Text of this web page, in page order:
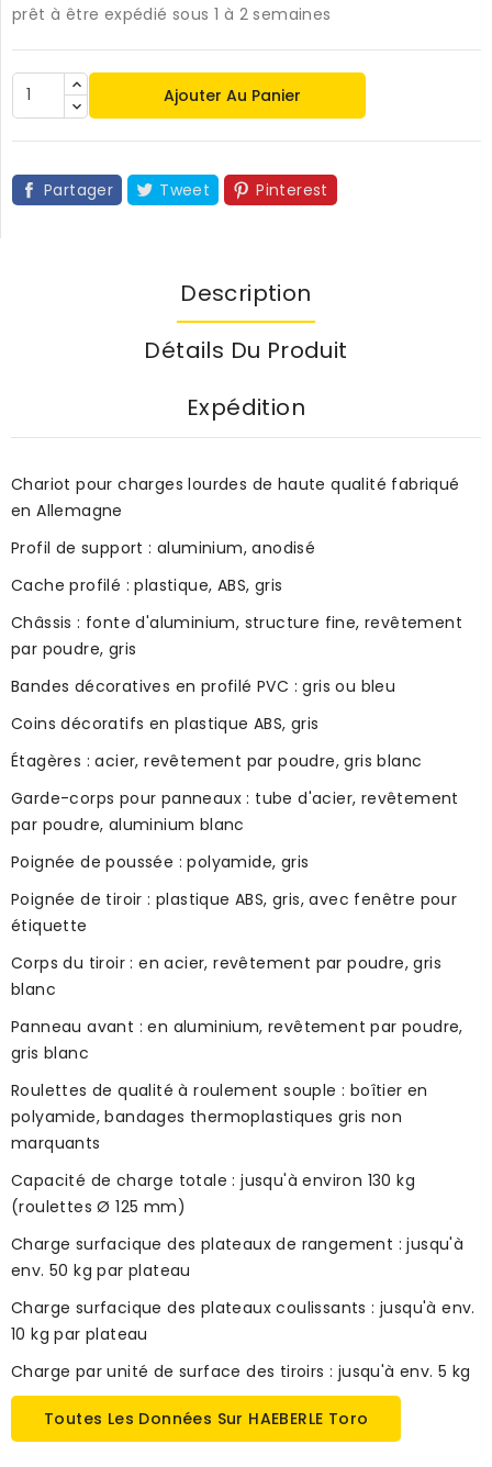
prêt à être expédié sous 1 à 2 semaines
Ajouter Au Panier
Partager Tweet Pinterest
Description
Détails Du Produit
Expédition
Chariot pour charges lourdes de haute qualité fabriqué
en Allemagne
Profil de support : aluminium, anodisé
Cache profilé : plastique, ABS, gris
Châssis : fonte d'aluminium, structure fine, revêtement
par poudre, gris
Bandes décoratives en profilé PVC : gris ou bleu
Coins décoratifs en plastique ABS, gris
Étagères : acier, revêtement par poudre, gris blanc
Garde-corps pour panneaux : tube d'acier, revêtement
par poudre, aluminium blanc
Poignée de poussée : polyamide, gris
Poignée de tiroir : plastique ABS, gris, avec fenêtre pour
étiquette
Corps du tiroir : en acier, revêtement par poudre, gris
blanc
Panneau avant : en aluminium, revêtement par poudre,
gris blanc
Roulettes de qualité à roulement souple : boîtier en
polyamide, bandages thermoplastiques gris non
marquants
Capacité de charge totale : jusqu'à environ 130 kg
(roulettes Ø 125 mm)
Charge surfacique des plateaux de rangement : jusqu'à
env. 50 kg par plateau
Charge surfacique des plateaux coulissants : jusqu'à env.
10 kg par plateau
Charge par unité de surface des tiroirs : jusqu'à env. 5 kg
Toutes Les Données Sur HAEBERLE Toro